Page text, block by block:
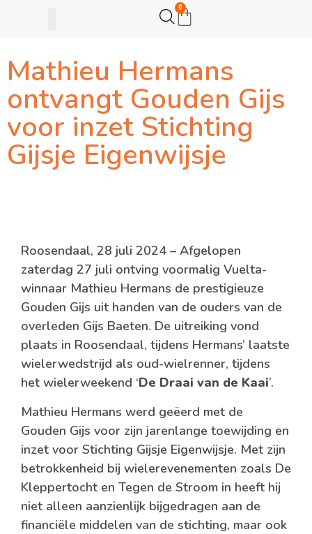
0
Mathieu Hermans
ontvangt Gouden Gijs
voor inzet Stichting
Gijsje Eigenwijsje
Roosendaal, 28 juli 2024 – Afgelopen
zaterdag 27 juli ontving voormalig Vuelta-
winnaar Mathieu Hermans de prestigieuze
Gouden Gijs uit handen van de ouders van de
overleden Gijs Baeten. De uitreiking vond
plaats in Roosendaal, tijdens Hermans’ laatste
wielerwedstrijd als oud-wielrenner, tijdens
het wielerweekend ‘De Draai van de Kaai’.
Mathieu Hermans werd geëerd met de
Gouden Gijs voor zijn jarenlange toewijding en
inzet voor Stichting Gijsje Eigenwijsje. Met zijn
betrokkenheid bij wielerevenementen zoals De
Kleppertocht en Tegen de Stroom in heeft hij
niet alleen aanzienlijk bijgedragen aan de
financiële middelen van de stichting, maar ook